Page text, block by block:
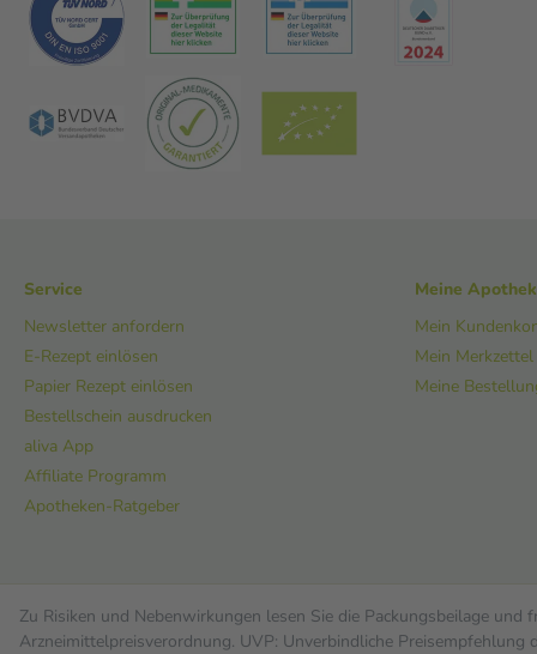
Service
Newsletter anfordern
E-Rezept einlösen
Papier Rezept einlösen
Bestellschein ausdrucken
aliva App
Affiliate Programm
Apotheken-Ratgeber
Meine
Mein
Mein Merkzettel
Meine
Zu Risiken und Nebenwirkungen lesen Sie die Packungsbeilage
Arzneimittelpreisverordnung. UVP: Unverbindliche